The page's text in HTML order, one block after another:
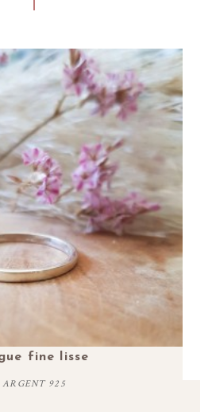
fine lisse
ARGENT 925